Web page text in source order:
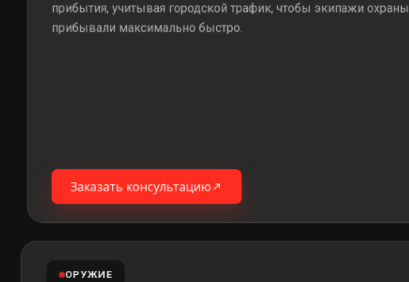
прибытия, учитывая городской трафик, чтобы экипажи охраны
прибывали максимально быстро.
Заказать консультацию
ОРУЖИЕ